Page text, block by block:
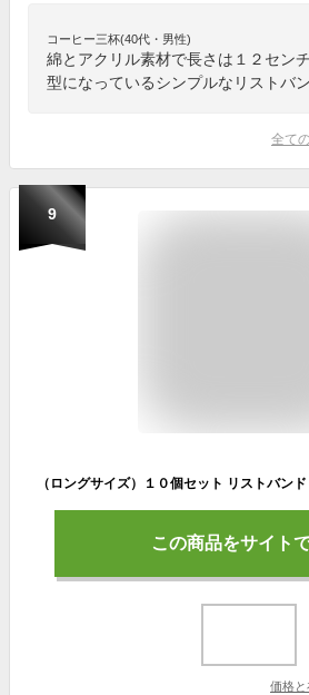
コーヒー三杯(40代・男性)
綿とアクリル素材で長さは１２セン
型になっているシンプルなリストバン
全て
9
この商品をサイト
価格と